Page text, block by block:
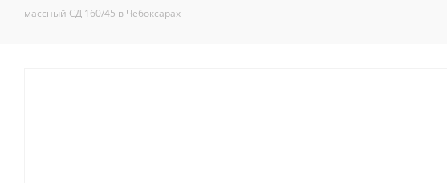
массный СД 160/45 в Чебоксарах